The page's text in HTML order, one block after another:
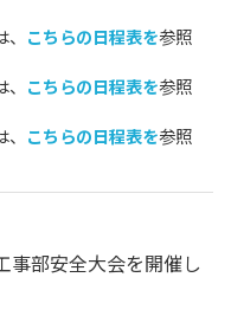
こちらの日程表を参照
こちらの日程表を参照
こちらの日程表を参照
事部安全大会を開催し